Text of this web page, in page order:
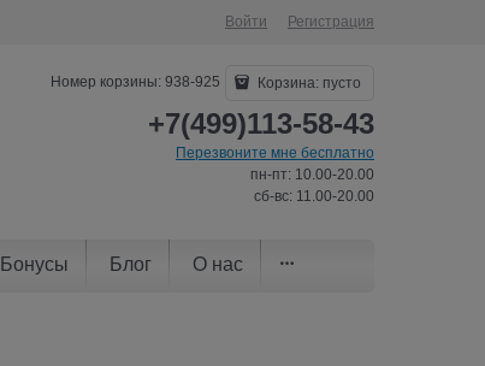
Войти Регистрация
Номер корзины: 938-925 Корзина: пусто
+7(499)113-58-43
Перезвоните мне бесплатно
пн-пт: 10.00-20.00
сб-вс: 11.00-20.00
Бонусы Блог О нас